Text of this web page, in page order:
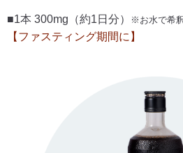
■1本 300mg（約1日分） ※お水で希
【ファスティング期間に】